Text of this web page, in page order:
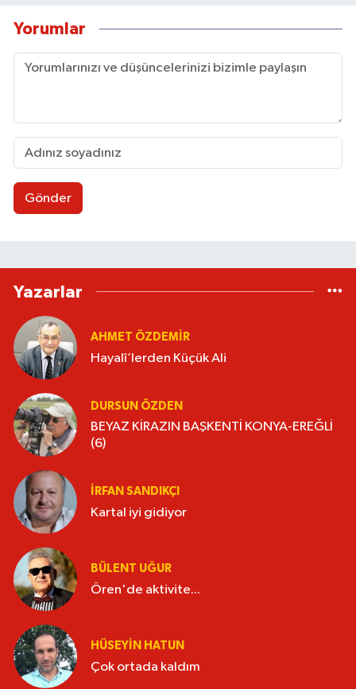
Yorumlar
Gönder
Yazarlar
AHMET ÖZDEMIR
Hayalî’lerden Küçük Ali
DURSUN ÖZDEN
BEYAZ KİRAZIN BAŞKENTİ KONYA-EREĞLİ
(6)
İRFAN SANDIKÇI
Kartal iyi gidiyor
BÜLENT UĞUR
Ören'de aktivite...
HÜSEYIN HATUN
Çok ortada kaldım